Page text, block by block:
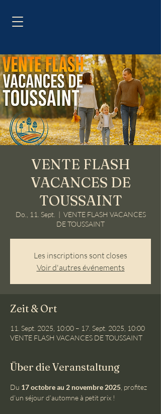
VENTE FLASH
VACANCES DE
TOUSSAINT
Do., 11. Sept.
  |
VENTE FLASH VACANCES
DE TOUSSAINT
Les inscriptions sont closes
Voir d'autres événements
Zeit & Ort
11. Sept. 2025, 10:00 – 17. Sept. 2025, 10:00
VENTE FLASH VACANCES DE TOUSSAINT
Über die Veranstaltung
Du 17 octobre au 2 novembre 2025 , profitez
d’un séjour d’automne à petit prix !